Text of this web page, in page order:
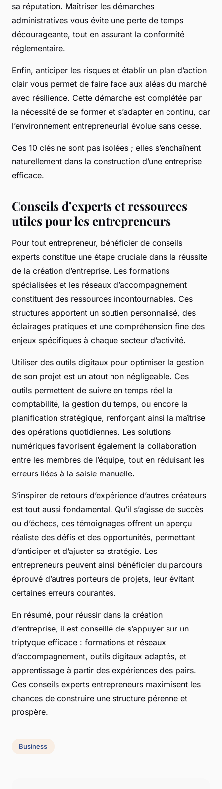
sa réputation. Maîtriser les démarches
administratives vous évite une perte de temps
décourageante, tout en assurant la conformité
réglementaire.
Enfin, anticiper les risques et établir un plan d’action
clair vous permet de faire face aux aléas du marché
avec résilience. Cette démarche est complétée par
la nécessité de se former et s’adapter en continu, car
l’environnement entrepreneurial évolue sans cesse.
Ces 10 clés ne sont pas isolées ; elles s’enchaînent
naturellement dans la construction d’une entreprise
efficace.
Conseils d’experts et ressources
utiles pour les entrepreneurs
Pour tout entrepreneur, bénéficier de conseils
experts constitue une étape cruciale dans la réussite
de la création d’entreprise. Les formations
spécialisées et les réseaux d’accompagnement
constituent des ressources incontournables. Ces
structures apportent un soutien personnalisé, des
éclairages pratiques et une compréhension fine des
enjeux spécifiques à chaque secteur d’activité.
Utiliser des outils digitaux pour optimiser la gestion
de son projet est un atout non négligeable. Ces
outils permettent de suivre en temps réel la
comptabilité, la gestion du temps, ou encore la
planification stratégique, renforçant ainsi la maîtrise
des opérations quotidiennes. Les solutions
numériques favorisent également la collaboration
entre les membres de l’équipe, tout en réduisant les
erreurs liées à la saisie manuelle.
S’inspirer de retours d’expérience d’autres créateurs
est tout aussi fondamental. Qu’il s’agisse de succès
ou d’échecs, ces témoignages offrent un aperçu
réaliste des défis et des opportunités, permettant
d’anticiper et d’ajuster sa stratégie. Les
entrepreneurs peuvent ainsi bénéficier du parcours
éprouvé d’autres porteurs de projets, leur évitant
certaines erreurs courantes.
En résumé, pour réussir dans la création
d’entreprise, il est conseillé de s’appuyer sur un
triptyque efficace : formations et réseaux
d’accompagnement, outils digitaux adaptés, et
apprentissage à partir des expériences des pairs.
Ces conseils experts entrepreneurs maximisent les
chances de construire une structure pérenne et
prospère.
Business